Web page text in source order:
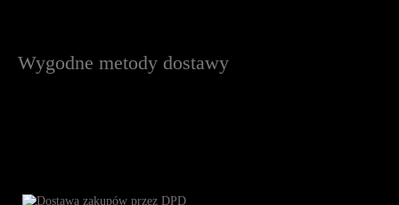
Wygodne metody dostawy